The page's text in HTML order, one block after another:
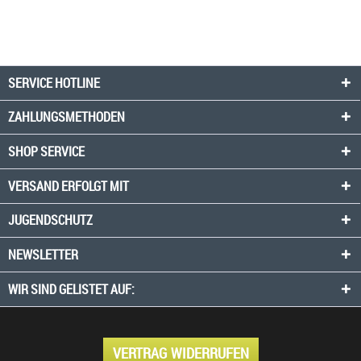
SERVICE HOTLINE
ZAHLUNGSMETHODEN
SHOP SERVICE
VERSAND ERFOLGT MIT
JUGENDSCHUTZ
NEWSLETTER
WIR SIND GELISTET AUF:
VERTRAG WIDERRUFEN